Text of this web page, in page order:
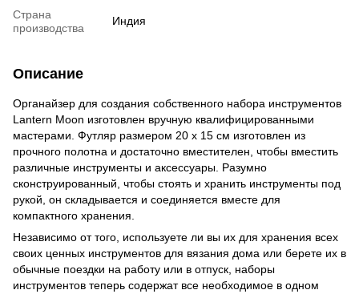
Страна
производства
Индия
Описание
Органайзер для создания собственного набора инструментов
Lantern Moon изготовлен вручную квалифицированными
мастерами. Футляр размером 20 х 15 см изготовлен из
прочного полотна и достаточно вместителен, чтобы вместить
различные инструменты и аксессуары. Разумно
сконструированный, чтобы стоять и хранить инструменты под
рукой, он складывается и соединяется вместе для
компактного хранения.
Независимо от того, используете ли вы их для хранения всех
своих ценных инструментов для вязания дома или берете их в
обычные поездки на работу или в отпуск, наборы
инструментов теперь содержат все необходимое в одном